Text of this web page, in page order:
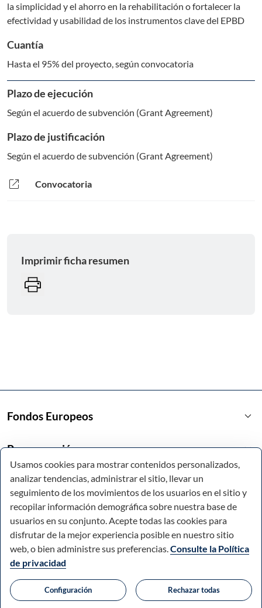
la simplicidad y el ahorro en la rehabilitación o fortalecer la
efectividad y usabilidad de los instrumentos clave del EPBD
Cuantía
Hasta el 95% del proyecto, según convocatoria
Plazo de ejecución
Según el acuerdo de subvención (Grant Agreement)
Plazo de justificación
Según el acuerdo de subvención (Grant Agreement)
open_in_new Convocatoria
Imprimir ficha resumen
Fondos Europeos keyboard_arrow_down
Programación keyboard_arrow_down
Enlaces de interés
© Todos los derechos reservados.
Comunidad Autónoma de la Región de Murcia.
Usamos cookies para mostrar contenidos personalizados,
analizar tendencias, administrar el sitio, llevar un
seguimiento de los movimientos de los usuarios en el sitio y
recopilar información demográfica sobre nuestra base de
usuarios en su conjunto. Acepte todas las cookies para
disfrutar de la mejor experiencia posible en nuestro sitio
web, o bien administre sus preferencias.Consulte la Política
de privacidad
Configuración Rechazar todas